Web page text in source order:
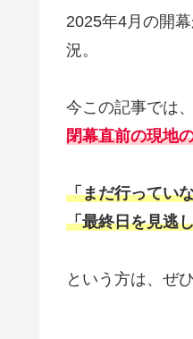
2025年4月の開
況。
今この記事では、
閉幕直前の現地
「まだ行ってい
「最終日を見逃
という方は、ぜ